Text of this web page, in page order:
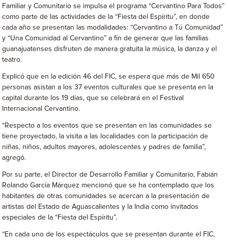
Familiar y Comunitario se impulsa el programa “Cervantino Para Todos”
como parte de las actividades de la “Fiesta del Espíritu”, en donde
cada año se presentan las modalidades: “Cervantino a Tú Comunidad”
y “Una Comunidad al Cervantino” a fin de generar que las familias
guanajuatenses disfruten de manera gratuita la música, la danza y el
teatro.
Explicó que en la edición 46 del FIC, se espera que más de Mil 650
personas asistan a los 37 eventos culturales que se presenta en la
capital durante los 19 días, que se celebrará en el Festival
Internacional Cervantino.
“Respecto a los eventos que se presentan en las comunidades se
tiene proyectado, la visita a las localidades con la participación de
niñas, niños, adultos mayores, adolescentes y padres de familia”,
agregó.
Por su parte, el Director de Desarrollo Familiar y Comunitario, Fabián
Rolando García Márquez mencionó que se ha contemplado que los
habitantes de otras comunidades se acercan a la presentación de
artistas del Estado de Aguascalientes y la India como invitados
especiales de la “Fiesta del Espíritu”.
“En cada uno de los espectáculos que se presentan durante el FIC,